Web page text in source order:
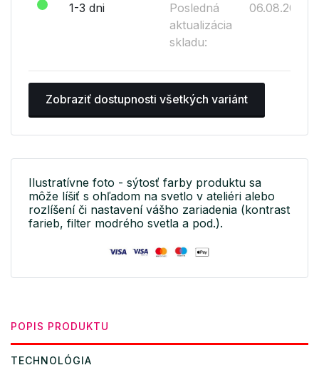
1-3 dni
Posledná
aktualizácia
skladu:
06.08.2026
Zobraziť dostupnosti všetkých variánt
Ilustratívne foto - sýtosť farby produktu sa
môže líšiť s ohľadom na svetlo v ateliéri alebo
rozlíšení či nastavení vášho zariadenia (kontrast
farieb, filter modrého svetla a pod.).
POPIS PRODUKTU
TECHNOLÓGIA